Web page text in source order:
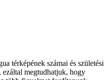
térképének számai és születési
ezáltal megtudhatjuk, hogy